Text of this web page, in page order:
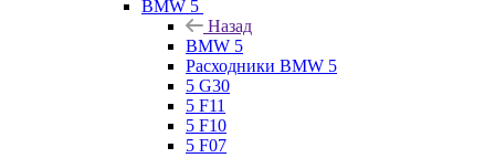
BMW 5
Назад
BMW 5
Расходники BMW 5
5 G30
5 F11
5 F10
5 F07